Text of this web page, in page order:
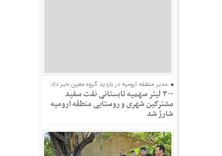
مدیر منطقه ارومیه در بازدید گروه معین خبر داد:
۳۰۰ لیتر سهمیه تابستانی نفت سفید
مشترکین شهری و روستایی منطقه ارومیه
شارژ شد